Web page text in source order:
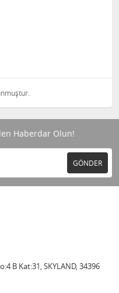
Haberdar Olun!
GÖNDER
B Kat:31, SKYLAND, 34396